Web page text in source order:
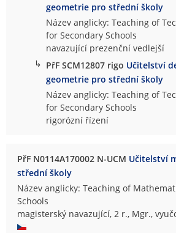
geometrie pro střední školy
Název anglicky: Teaching of
for Secondary Schools
navazující prezenční vedlejší
↳ PřF SCM12807 rigo Učitelství
geometrie pro střední školy
Název anglicky: Teaching of
for Secondary Schools
rigorózní řízení
PřF N0114A170002 N-UCM Učitelství
střední školy
Název anglicky: Teaching of
Schools
magisterský navazující, 2 r., Mgr.,